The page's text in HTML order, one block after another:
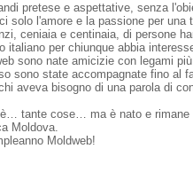
pretese e aspettative, senza
solo l'amore e la passione per una
ceniaia e centinaia, di persone
italiano per chiunque abbia
sono nate amicizie con legami
sono state accompagnate fino al
aveva bisogno di una parola di
è… tante cose… ma è nato e rimane
Moldova.
Moldweb!